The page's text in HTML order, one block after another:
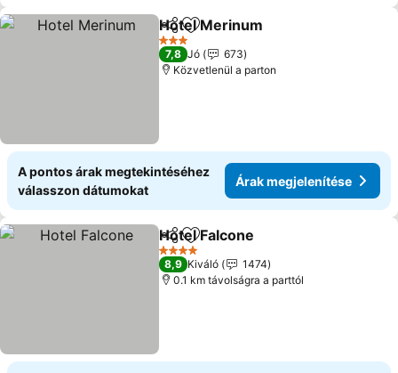
Megosztás
Hozzáadás a kedvencekhez
Hotel Merinum
3 Kategória
7,8 Jó
673
Közvetlenül a parton
A pontos árak megtekintéséhez
válasszon dátumokat
Árak megjelenítése
Megosztás
Hozzáadás a kedvencekhez
Hotel Falcone
4 Kategória
8,9 Kiváló
1474
0.1 km távolságra a parttól